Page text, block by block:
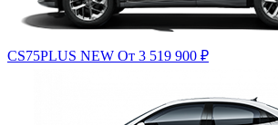
CS75PLUS NEW От 3 519 900 ₽